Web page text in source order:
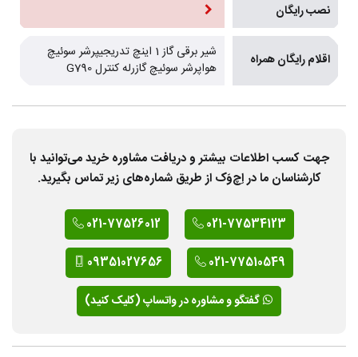
نصب رایگان
اقلام رایگان همراه
شیر برقی گاز 1 اینچ تدریجیپرشر سوئیچ
هواپرشر سوئیچ گازرله کنترل G790
جهت کسب اطلاعات بیشتر و دریافت مشاوره خرید می‌توانید با
کارشناسان ما در اِچ‌وَک از طریق شماره‌های زیر تماس بگیرید.
021-77534123
021-77526012
021-77510549
09351027656
گفتگو و مشاوره در واتساپ (کلیک کنید)